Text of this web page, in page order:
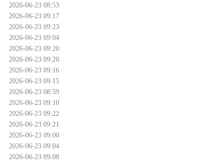
2026-06-23 08:53
2026-06-23 09:17
2026-06-23 09:23
2026-06-23 09:04
2026-06-23 09:20
2026-06-23 09:20
2026-06-23 09:16
2026-06-23 09:15
2026-06-23 08:59
2026-06-23 09:10
2026-06-23 09:22
2026-06-23 09:21
2026-06-23 09:00
2026-06-23 09:04
2026-06-23 09:08